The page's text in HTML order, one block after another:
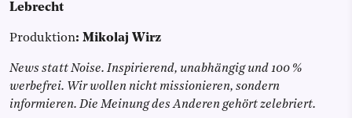
Lebrecht
Produktion: Mikolaj Wirz
News statt Noise. Inspirierend, unabhängig und 100 %
werbefrei. Wir wollen nicht missionieren, sondern
informieren. Die Meinung des Anderen gehört zelebriert.